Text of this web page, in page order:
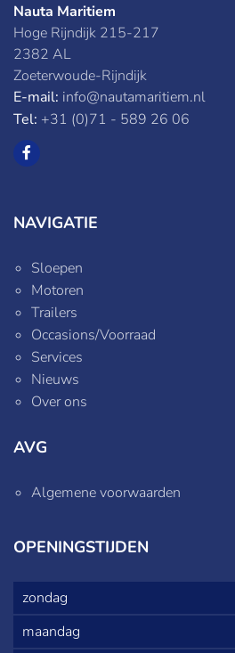
Nauta Maritiem
Hoge Rijndijk 215-217
2382 AL
Zoeterwoude-Rijndijk
E-mail: info@nautamaritiem.nl
Tel: +31 (0)71 - 589 26 06
NAVIGATIE
Sloepen
Motoren
Trailers
Occasions/Voorraad
Services
Nieuws
Over ons
AVG
Algemene voorwaarden
OPENINGSTIJDEN
zondag
maandag